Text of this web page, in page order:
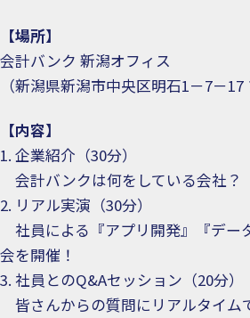
【場所】
会計バンク 新潟オフィス
（新潟県新潟市中央区明石1－7－17
【内容】
1. 企業紹介（30分）
会計バンクは何をしている会社？
2. リアル実演（30分）
社員による『アプリ開発』『デー
会を開催！
3. 社員とのQ&Aセッション（20分）
皆さんからの質問にリアルタイム